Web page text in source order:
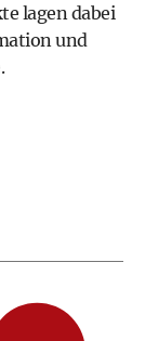
lagen dabei
und